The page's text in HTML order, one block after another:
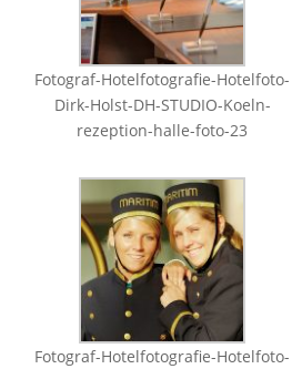
Fotograf-Hotelfotografie-Hotelfoto-
Dirk-Holst-DH-STUDIO-Koeln-
rezeption-halle-foto-23
Fotograf-Hotelfotografie-Hotelfoto-